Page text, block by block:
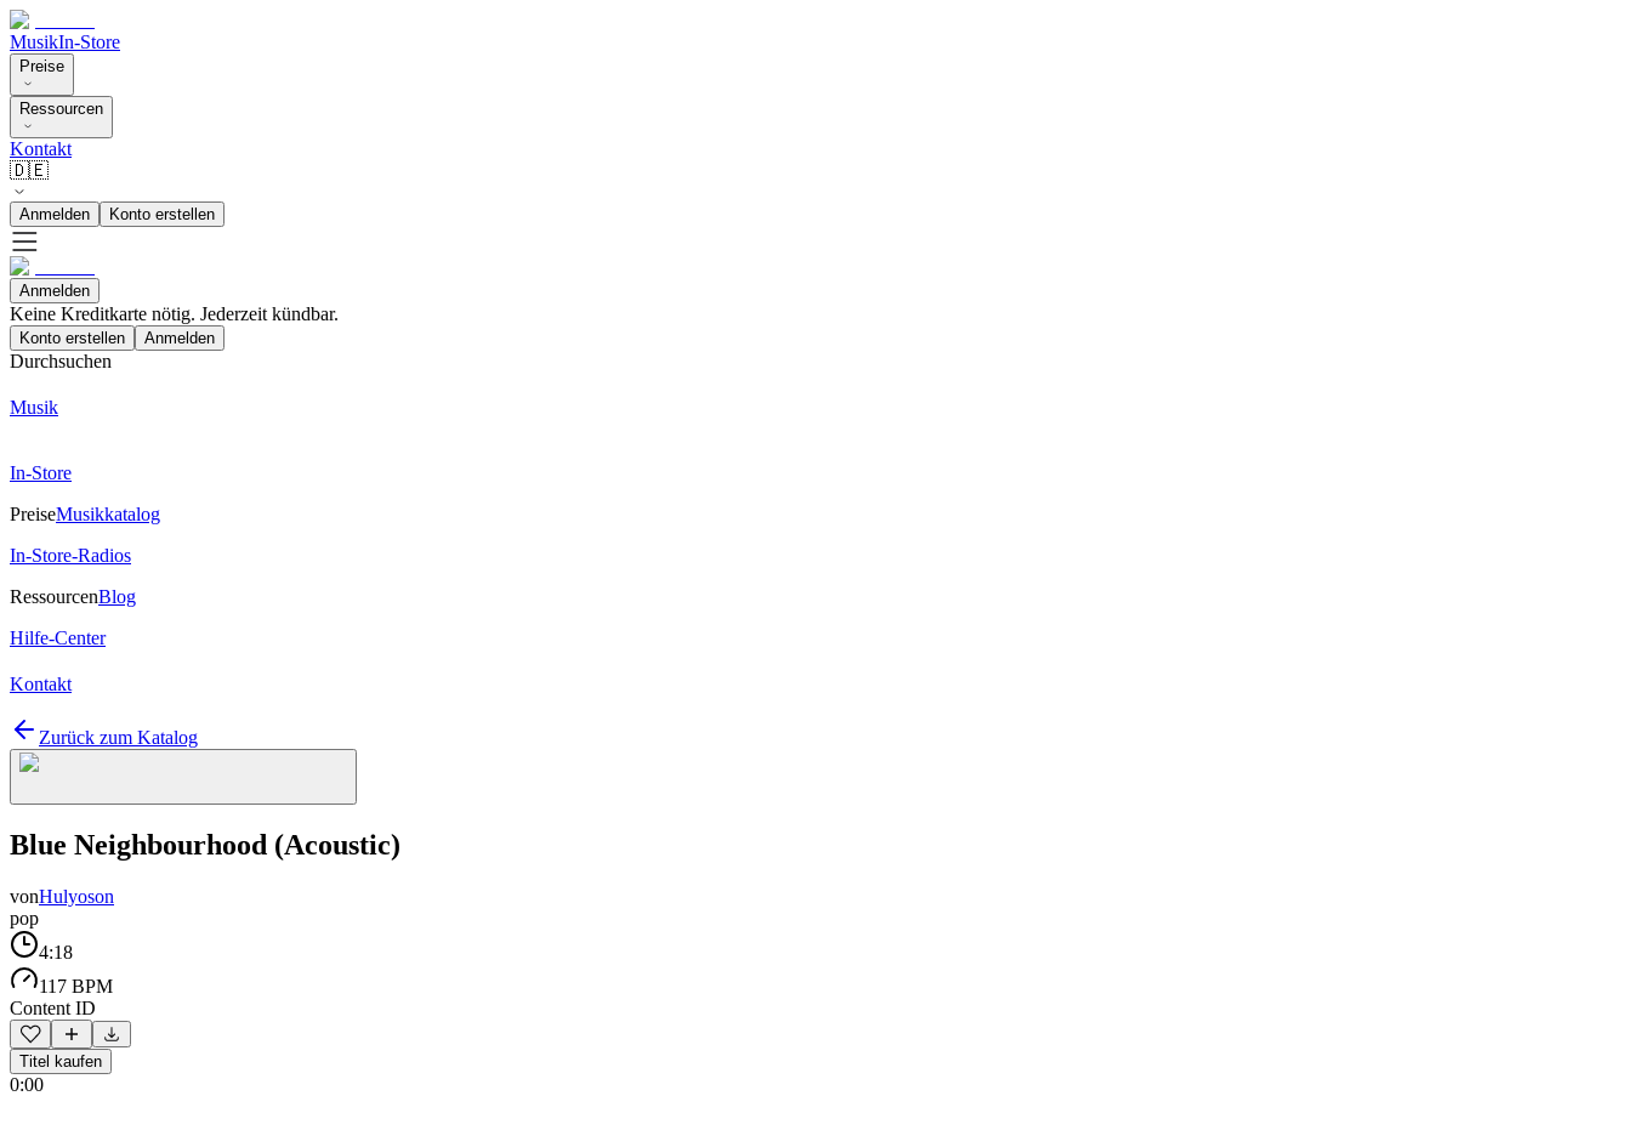
MusikIn-Store
Preise
Ressourcen
Kontakt
🇩🇪
Anmelden Konto erstellen
Anmelden
Keine Kreditkarte nötig. Jederzeit kündbar.
Konto erstellen Anmelden
Durchsuchen
Musik
In-Store
PreiseMusikkatalog
In-Store-Radios
RessourcenBlog
Hilfe-Center
Kontakt
Zurück zum Katalog
Blue Neighbourhood (Acoustic)
vonHulyoson
pop
4:18
117 BPM
Content ID
Titel kaufen
0:00